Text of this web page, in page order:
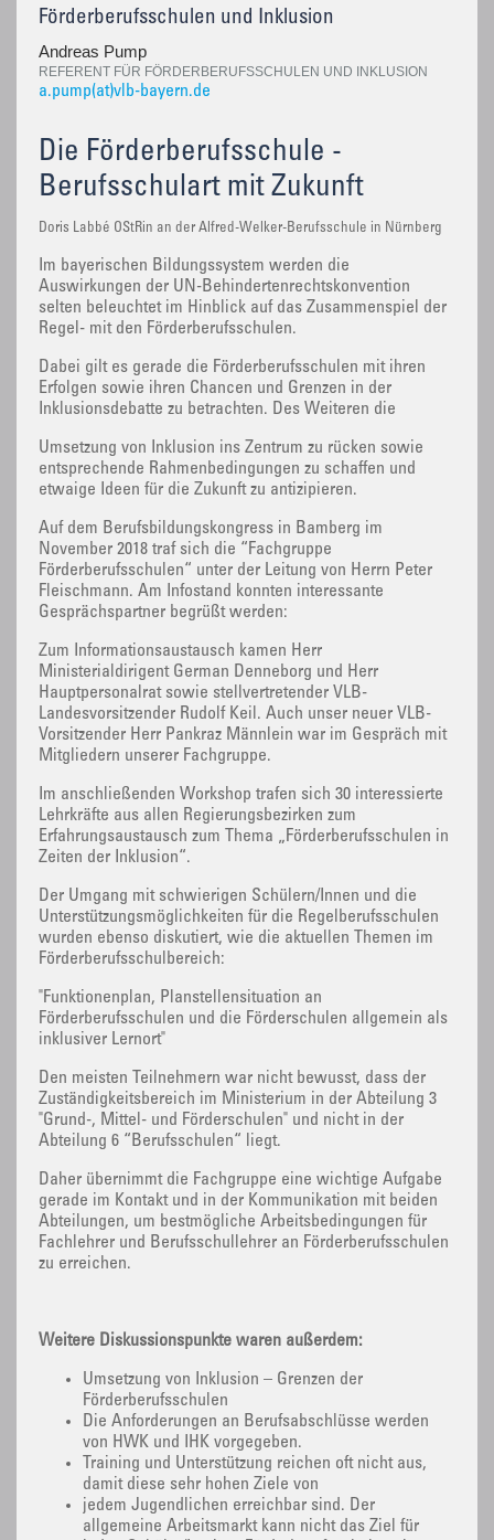
Förderberufsschulen und Inklusion
Andreas Pump
REFERENT FÜR FÖRDERBERUFSSCHULEN UND INKLUSION
a.pump(at)vlb-bayern.de
Die Förderberufsschule -
Berufsschulart mit Zukunft
Doris Labbé OStRin an der Alfred-Welker-Berufsschule in Nürnberg
Im bayerischen Bildungssystem werden die
Auswirkungen der UN-Behindertenrechtskonvention
selten beleuchtet im Hinblick auf das Zusammenspiel der
Regel- mit den Förderberufsschulen.
Dabei gilt es gerade die Förderberufsschulen mit ihren
Erfolgen sowie ihren Chancen und Grenzen in der
Inklusionsdebatte zu betrachten. Des Weiteren die
Umsetzung von Inklusion ins Zentrum zu rücken sowie
entsprechende Rahmenbedingungen zu schaffen und
etwaige Ideen für die Zukunft zu antizipieren.
Auf dem Berufsbildungskongress in Bamberg im
November 2018 traf sich die “Fachgruppe
Förderberufsschulen“ unter der Leitung von Herrn Peter
Fleischmann. Am Infostand konnten interessante
Gesprächspartner begrüßt werden:
Zum Informationsaustausch kamen Herr
Ministerialdirigent German Denneborg und Herr
Hauptpersonalrat sowie stellvertretender VLB-
Landesvorsitzender Rudolf Keil. Auch unser neuer VLB-
Vorsitzender Herr Pankraz Männlein war im Gespräch mit
Mitgliedern unserer Fachgruppe.
Im anschließenden Workshop trafen sich 30 interessierte
Lehrkräfte aus allen Regierungsbezirken zum
Erfahrungsaustausch zum Thema „Förderberufsschulen in
Zeiten der Inklusion“.
Der Umgang mit schwierigen Schülern/Innen und die
Unterstützungsmöglichkeiten für die Regelberufsschulen
wurden ebenso diskutiert, wie die aktuellen Themen im
Förderberufsschulbereich:
"Funktionenplan, Planstellensituation an
Förderberufsschulen und die Förderschulen allgemein als
inklusiver Lernort"
Den meisten Teilnehmern war nicht bewusst, dass der
Zuständigkeitsbereich im Ministerium in der Abteilung 3
"Grund-, Mittel- und Förderschulen" und nicht in der
Abteilung 6 “Berufsschulen“ liegt.
Daher übernimmt die Fachgruppe eine wichtige Aufgabe
gerade im Kontakt und in der Kommunikation mit beiden
Abteilungen, um bestmögliche Arbeitsbedingungen für
Fachlehrer und Berufsschullehrer an Förderberufsschulen
zu erreichen.
Weitere Diskussionspunkte waren außerdem:
Umsetzung von Inklusion – Grenzen der
Förderberufsschulen
Die Anforderungen an Berufsabschlüsse werden
von HWK und IHK vorgegeben.
Training und Unterstützung reichen oft nicht aus,
damit diese sehr hohen Ziele von
jedem Jugendlichen erreichbar sind. Der
allgemeine Arbeitsmarkt kann nicht das Ziel für